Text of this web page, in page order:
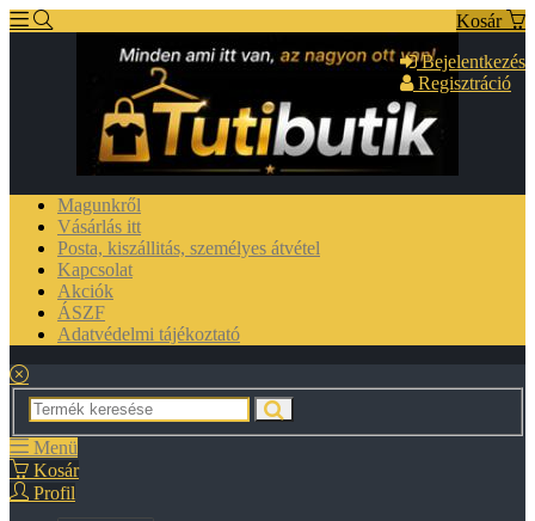
Kosár
Bejelentkezés
Regisztráció
Magunkről
Vásárlás itt
Posta, kiszállitás, személyes átvétel
Kapcsolat
Akciók
ÁSZF
Adatvédelmi tájékoztató
Menü
Kosár
Profil